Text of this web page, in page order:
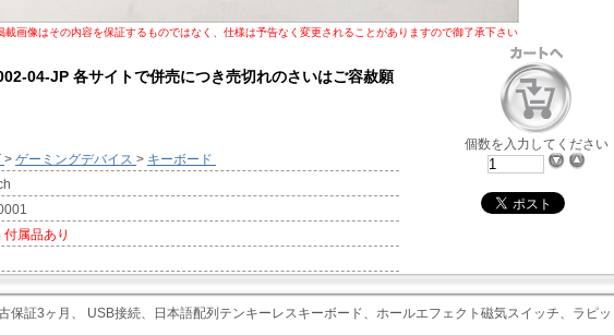
載画像はその内容を保証するものではなく、仕様は予告なく変更されることがありますので御了承下さい
04-JP 各サイトで併売につき売切れのさいはご容赦願
> ゲーミングデバイス > キーボード
付属品あり
個数を入力してください
古保証3ヶ月、 USB接続、日本語配列テンキーレスキーボード、ホールエフェクト磁気スイッチ、ラピ